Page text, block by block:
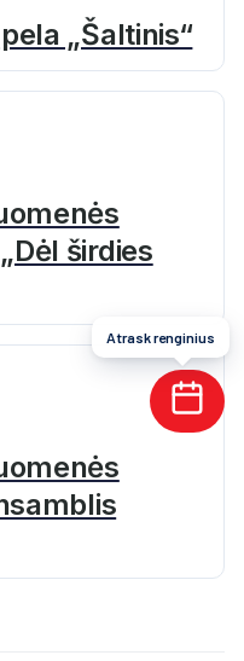
„Šaltinis“
širdies
Atrask renginius